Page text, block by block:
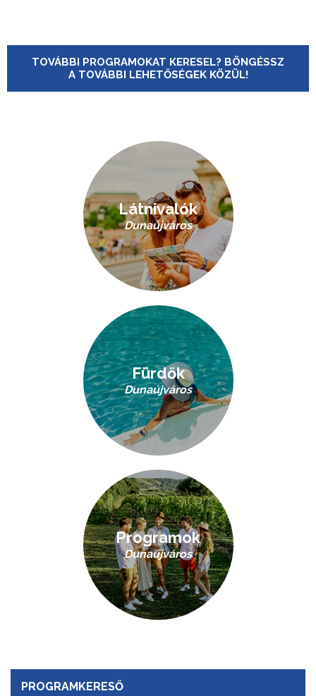
PROGRAMKERESŐ
TOVÁBBI PROGRAMOKAT KERESEL? BÖNGÉSSZ
A TOVÁBBI LEHETŐSÉGEK KÖZÜL!
Látnivalók
Dunaújváros
Fürdők
Dunaújváros
Programok
Dunaújváros